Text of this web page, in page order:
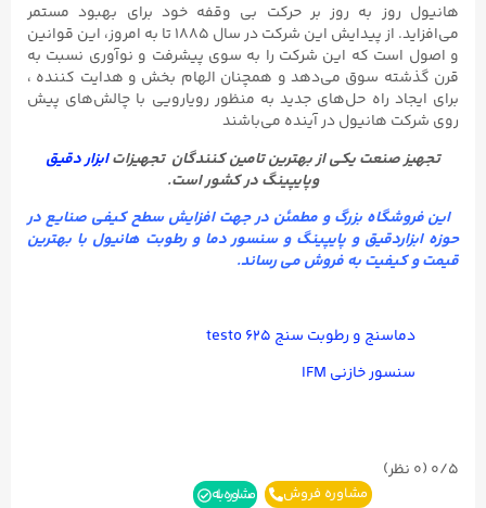
هانیول روز به روز بر حرکت بی وقفه خود برای بهبود مستمر
می‌افزاید. از پیدایش این شرکت در سال ۱۸۸۵ تا به امروز، این قوانین
و اصول است که این شرکت را به سوی پیشرفت و نوآوری نسبت به
قرن گذشته سوق می‌دهد و همچنان الهام بخش و هدایت کننده ،
برای ایجاد راه حل‌های جدید به منظور رویارویی با چالش‌های پیش
روی شرکت هانیول در آینده می‌باشند
تجهیز صنعتیکی از بهترین تامین کنندگان تجهیزاتابزار دقیق
وپایپینگ در کشور است.
این فروشگاه بزرگ و مطمئن در جهت افزایش سطح کیفی صنایع در
حوزه ابزاردقیق و پایپینگ وسنسور دما و رطوبتهانیول با بهترین
قیمت و کیفیت به فروش می رساند.
دماسنج و رطوبت سنج testo ۶۲۵
سنسور خازنی IFM
0/5 (۰ نظر)
مشاوره فروش مشاوره بله